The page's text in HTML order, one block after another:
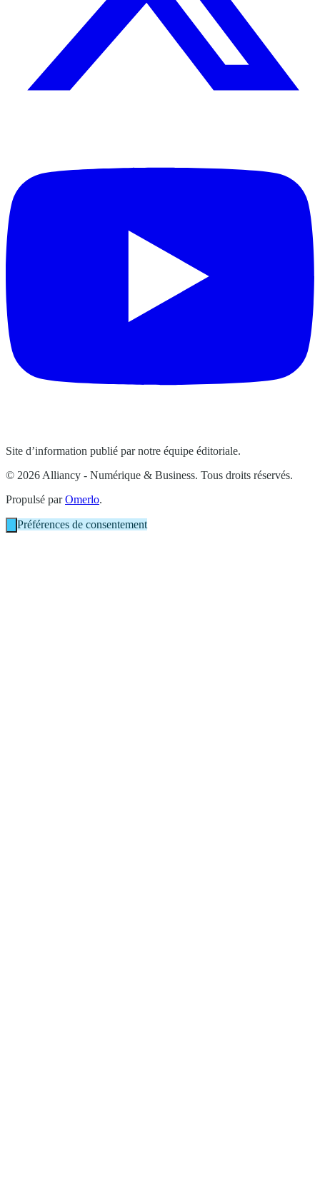
Site d’information publié par notre équipe éditoriale.
© 2026 Alliancy - Numérique & Business. Tous droits réservés.
Propulsé parOmerlo.
Préférences de consentement